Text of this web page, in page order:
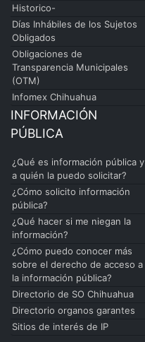
Historico-
Días Inhábiles de los Sujetos
Obligados
Obligaciones de
Transparencia Municipales
(OTM)
Infomex Chihuahua
INFORMACIÓN
PÚBLICA
¿Qué es información pública y
a quién la puedo solicitar?
¿Cómo solicito información
pública?
¿Qué hacer si me niegan la
información?
¿Cómo puedo conocer más
sobre el derecho de acceso a
la información pública?
Directorio de SO Chihuahua
Directorio organos garantes
Sitios de interés de IP